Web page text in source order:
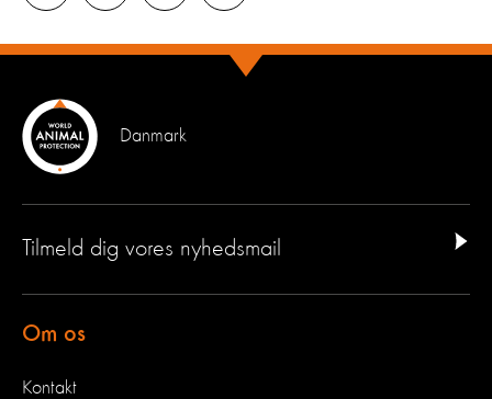
Danmark
Tilmeld dig vores nyhedsmail
Om os
Kontakt